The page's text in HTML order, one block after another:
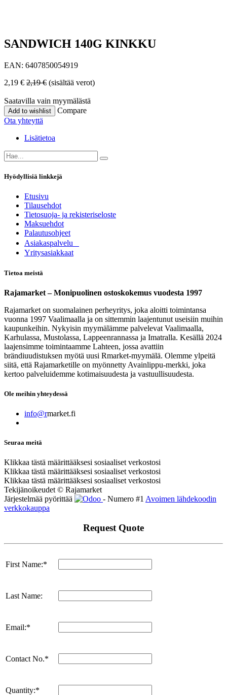
SANDWICH 140G KINKKU
EAN: 6407850054919
2,19 € 2,19€ (sisältää verot)
Saatavilla vain myymälästä
Add to wishlist
Compare
Ota yhteyttä
Lisätietoa
Hyödyllisiä linkkejä
Etusivu
Tilausehdot
Tietosuoja- ja rekisteriseloste
Maksuehdot
Palautusohjeet
Asia​k​aspalvelu
​Yritysasiakkaat
Tietoa meistä
Rajamarket – Monipuolinen ostoskokemus vuodesta 1997
Rajamarket on suomalainen perheyritys, joka aloitti toimintansa
vuonna 1997 Vaalimaalla ja on sittemmin laajentunut useisiin muihin
kaupunkeihin. Nykyisin myymälämme palvelevat Vaalimaalla,
Karhulassa, Mustolassa, Lappeenrannassa ja Imatralla. Kesällä 2024
laajensimme toimintaamme Lahteen, jossa avattiin
brändiuudistuksen myötä uusi Rmarket-myymälä. Olemme ylpeitä
siitä, että Rajamarketille on myönnetty Avainlippu-merkki, joka
kertoo palveluidemme kotimaisuudesta ja vastuullisuudesta.
Ole meihin yhteydessä
info@rmarket.fi
Seuraa meitä
Klikkaa tästä määrittääksesi sosiaaliset verkostosi
Klikkaa tästä määrittääksesi sosiaaliset verkostosi
Klikkaa tästä määrittääksesi sosiaaliset verkostosi
Tekijänoikeudet © Rajamarket
Järjestelmää pyörittää
- Numero #1 Avoimen lähdekoodin
verkkokauppa
Request Quote
First Name:*
Last Name:
Email:*
Contact No.*
Quantity:*